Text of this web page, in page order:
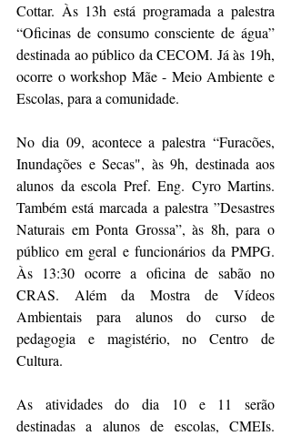
Cottar. Às 13h está programada a palestra
“Oficinas de consumo consciente de água”
destinada ao público da CECOM. Já às 19h,
ocorre o workshop Mãe - Meio Ambiente e
Escolas, para a comunidade.
No dia 09, acontece a palestra “Furacões,
Inundações e Secas", às 9h, destinada aos
alunos da escola Pref. Eng. Cyro Martins.
Também está marcada a palestra ”Desastres
Naturais em Ponta Grossa”, às 8h, para o
público em geral e funcionários da PMPG.
Às 13:30 ocorre a oficina de sabão no
CRAS. Além da Mostra de Vídeos
Ambientais para alunos do curso de
pedagogia e magistério, no Centro de
Cultura.
As atividades do dia 10 e 11 serão
destinadas a alunos de escolas, CMEIs.